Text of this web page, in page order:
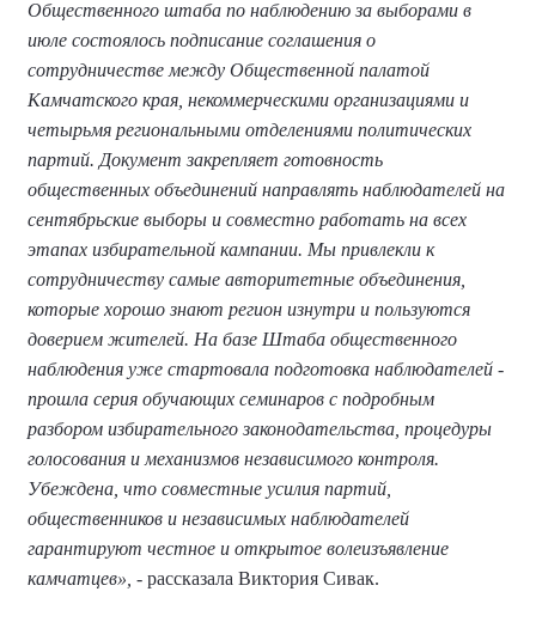
Общественного штаба по наблюдению за выборами в
июле состоялось подписание соглашения о
сотрудничестве между Общественной палатой
Камчатского края, некоммерческими организациями и
четырьмя региональными отделениями политических
партий. Документ закрепляет готовность
общественных объединений направлять наблюдателей на
сентябрьские выборы и совместно работать на всех
этапах избирательной кампании. Мы привлекли к
сотрудничеству самые авторитетные объединения,
которые хорошо знают регион изнутри и пользуются
доверием жителей. На базе Штаба общественного
наблюдения уже стартовала подготовка наблюдателей -
прошла серия обучающих семинаров с подробным
разбором избирательного законодательства, процедуры
голосования и механизмов независимого контроля.
Убеждена, что совместные усилия партий,
общественников и независимых наблюдателей
гарантируют честное и открытое волеизъявление
камчатцев», - рассказала Виктория Сивак.